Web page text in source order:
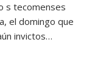
s tecomenses
el domingo que
invictos…